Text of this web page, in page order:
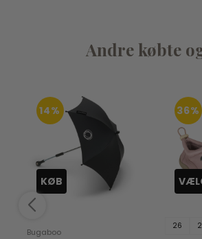
Andre købte
14%
KØB
Bugaboo
36%
26